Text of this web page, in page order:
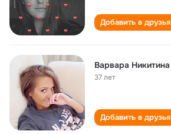
Добавить в друзья
Варвара Никитина
37 лет
Добавить в друзья